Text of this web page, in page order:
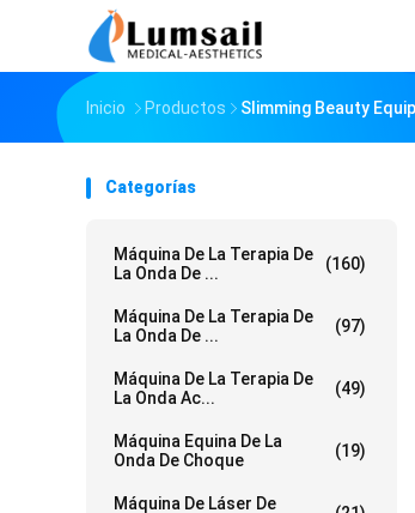
Inicio Productos Slimming Beauty
Categorías
Máquina De La Terapia De
La Onda De ...
(160)
Máquina De La Terapia De
La Onda De ...
(97)
Máquina De La Terapia De
La Onda Ac...
(49)
Máquina Equina De La
Onda De Choque
(19)
Máquina De Láser De